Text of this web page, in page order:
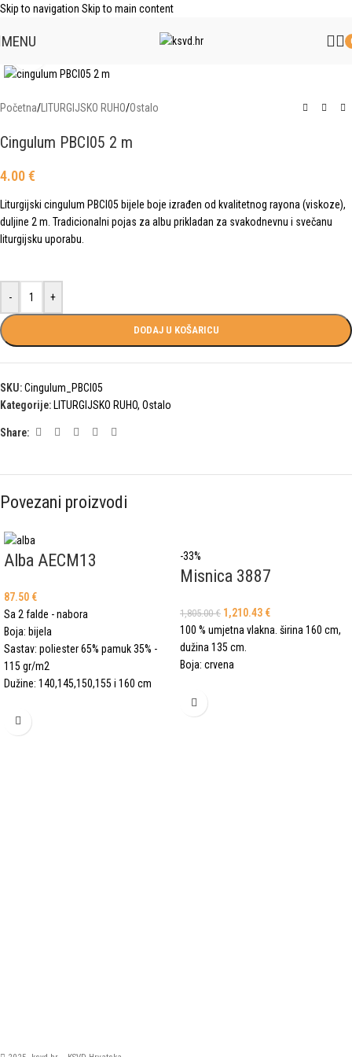
Skip to navigation Skip to main content
MENU
Početna/LITURGIJSKO RUHO/Ostalo
Cingulum PBCI05 2 m
4.00€
Liturgijski cingulum PBCI05 bijele boje izrađen od kvalitetnog rayona (viskoze),
duljine 2 m. Tradicionalni pojas za albu prikladan za svakodnevnu i svečanu
liturgijsku uporabu.
- +
DODAJ U KOŠARICU
SKU:Cingulum_PBCI05
Kategorije: LITURGIJSKO RUHO, Ostalo
Share:
Povezani proizvodi
Alba AECM13
87.50 €
Sa 2 falde - nabora
Boja: bijela
Sastav: poliester 65% pamuk 35% -
115 gr/m2
Dužine: 140,145,150,155 i 160 cm
-33%
Misnica 3887
1,805.00€ 1,210.43 €
100 % umjetna vlakna. širina 160 cm,
dužina 135 cm.
Boja: crvena